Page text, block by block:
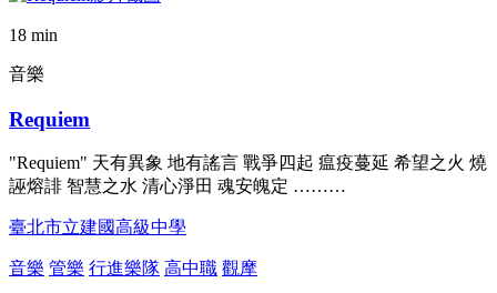
18 min
音樂
Requiem
"Requiem" 天有異象 地有謠言 戰爭四起 瘟疫蔓延 希望之火 燒
誣熔誹 智慧之水 清心淨田 魂安魄定 ………
臺北市立建國高級中學
音樂 管樂 行進樂隊 高中職 觀摩